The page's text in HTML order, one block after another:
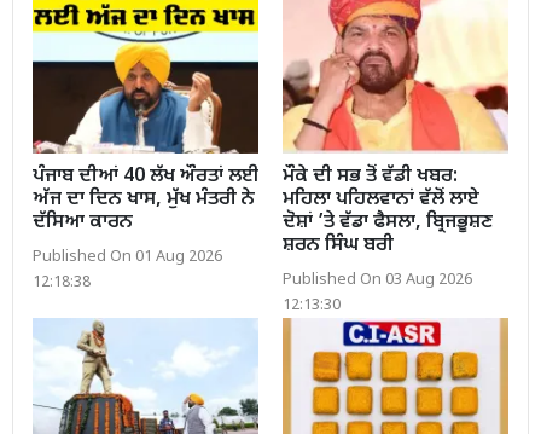
ਪੰਜਾਬ ਦੀਆਂ 40 ਲੱਖ ਔਰਤਾਂ ਲਈ
ਅੱਜ ਦਾ ਦਿਨ ਖਾਸ, ਮੁੱਖ ਮੰਤਰੀ ਨੇ
ਦੱਸਿਆ ਕਾਰਨ
Published On 01 Aug 2026
12:18:38
ਮੌਕੇ ਦੀ ਸਭ ਤੋਂ ਵੱਡੀ ਖਬਰ:
ਮਹਿਲਾ ਪਹਿਲਵਾਨਾਂ ਵੱਲੋਂ ਲਾਏ
ਦੋਸ਼ਾਂ ’ਤੇ ਵੱਡਾ ਫੈਸਲਾ, ਬ੍ਰਿਜਭੂਸ਼ਣ
ਸ਼ਰਨ ਸਿੰਘ ਬਰੀ
Published On 03 Aug 2026
12:13:30